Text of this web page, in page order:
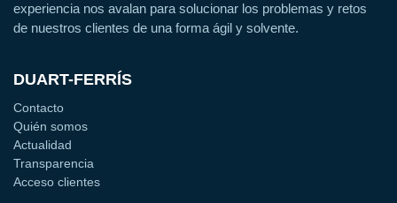
experiencia nos avalan para solucionar los problemas y retos
de nuestros clientes de una forma ágil y solvente.
DUART-FERRÍS
Contacto
Quién somos
Actualidad
Transparencia
Acceso clientes